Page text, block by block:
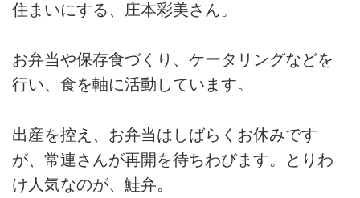
住まいにする、庄本彩美さん。
お弁当や保存食づくり、ケータリングなどを
行い、食を軸に活動しています。
出産を控え、お弁当はしばらくお休みです
が、常連さんが再開を待ちわびます。とりわ
け人気なのが、鮭弁。